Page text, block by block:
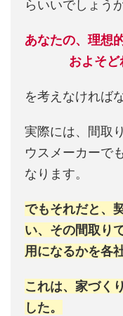
らいいでしょうか
あなたの、理想
およそ
を考えなければ
実際には、間取
ウスメーカーで
なります。
でもそれだと、
い、その間取り
用になるかを各
これは、家づく
した。